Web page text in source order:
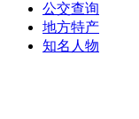
公交查询
地方特产
知名人物